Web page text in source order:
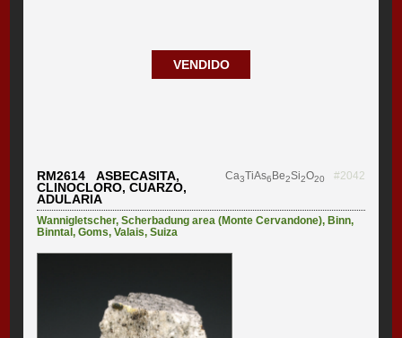
VENDIDO
RM2614 ASBECASITA,
CLINOCLORO, CUARZO,
ADULARIA
Ca3TiAs6Be2Si2O20 #2042
Wannigletscher,Scherbadung area (Monte Cervandone),Binn,
Binntal,Goms,Valais,Suiza